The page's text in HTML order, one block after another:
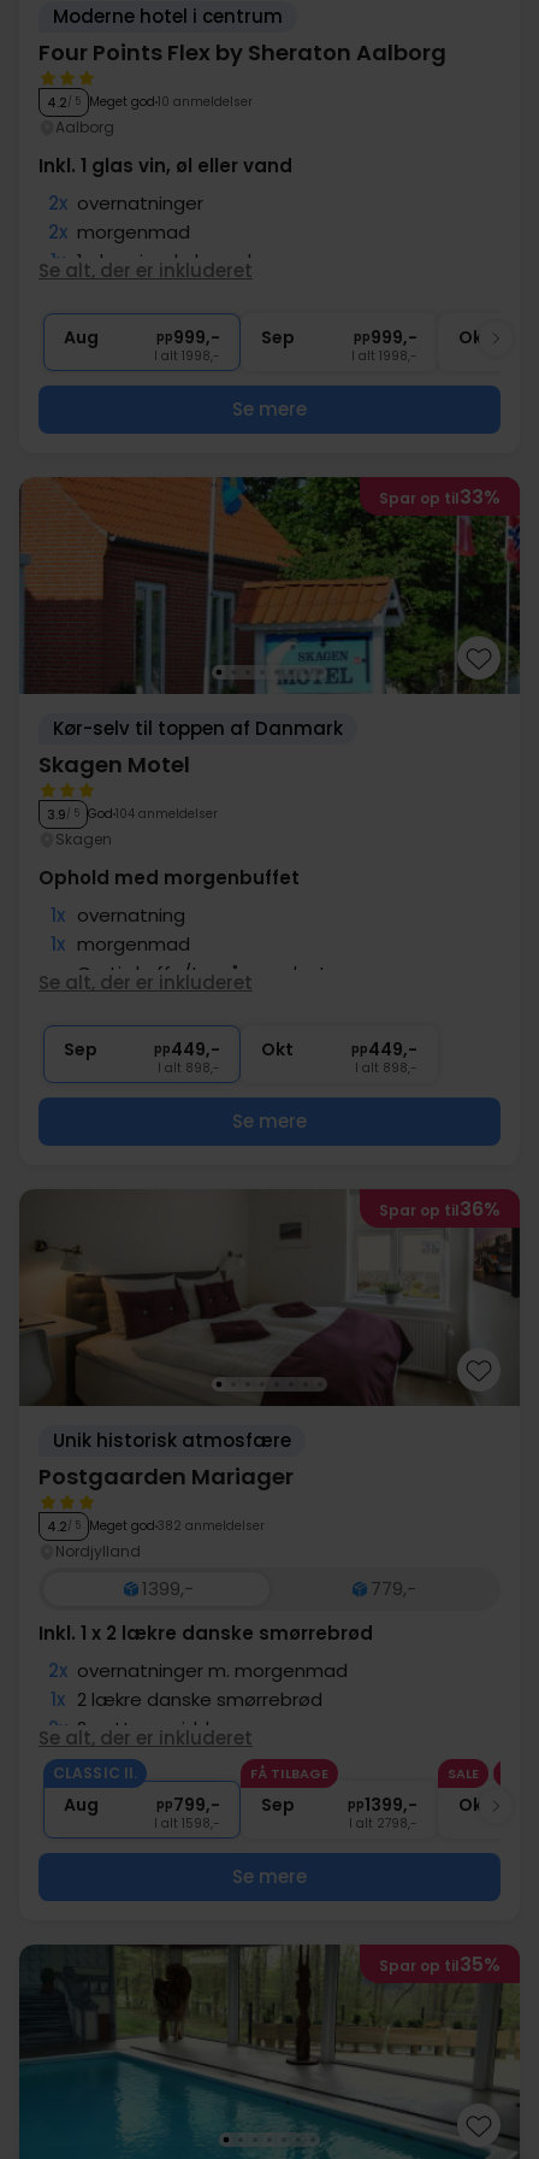
Moderne hotel i centrum
Four Points Flex by Sheraton Aalborg
4.2/ 5 Meget god 10 anmeldelser
Aalborg
Inkl. 1 glas vin, øl eller vand
2x overnatninger
2x morgenmad
1x 1 glas vin, øl el. vand
∞ Central beliggenhed
Se alt, der er inkluderet
Aug pp999,-
I alt 1998,-
Sep pp999,-
I alt 1998,-
Okt
Se mere
Spar op til33%
Kør-selv til toppen af Danmark
Skagen Motel
3.9/ 5 God 104 anmeldelser
Skagen
Ophold med morgenbuffet
1x overnatning
1x morgenmad
∞
Gratis kaffe/te på værelset
∞ Gratis internet og parkering
Se alt, der er inkluderet
Sep pp449,-
I alt 898,-
Okt pp449,-
I alt 898,-
Se mere
Spar op til36%
Unik historisk atmosfære
Postgaarden Mariager
4.2/ 5 Meget god 382 anmeldelser
Nordjylland
1399,-
779,-
Inkl. 1 x 2 lækre danske smørrebrød
2x overnatninger m. morgenmad
1x 2 lækre danske smørrebrød
2x 2-retters middag
2x Aperitif
1x kaffe/te og kage på ankomstdagen
Se alt, der er inkluderet
CLASSIC II.
Aug pp799,-
I alt 1598,-
FÅ TILBAGE
Sep pp1399,-
I alt 2798,-
SALE
Okt
Se mere
Spar op til35%